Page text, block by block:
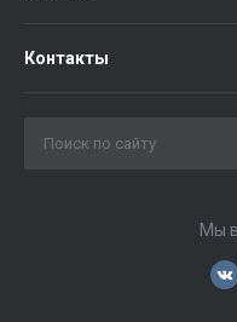
Контакты
Мы